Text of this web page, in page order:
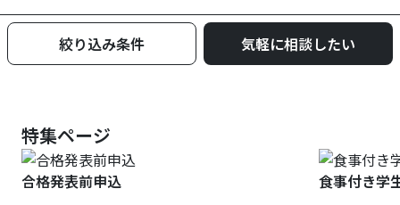
絞り込み条件 気軽に相談したい
特集ページ
合格発表前申込 食事付き学